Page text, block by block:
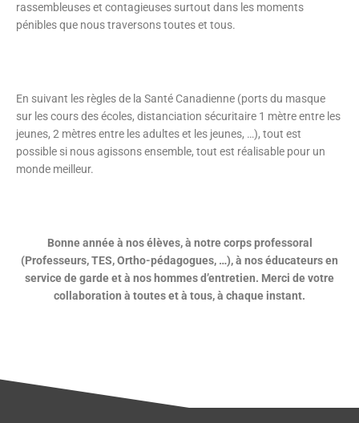
rassembleuses et contagieuses surtout dans les moments
pénibles que nous traversons toutes et tous.
En suivant les règles de la Santé Canadienne (ports du masque
sur les cours des écoles, distanciation sécuritaire 1 mètre entre les
jeunes, 2 mètres entre les adultes et les jeunes, …), tout est
possible si nous agissons ensemble, tout est réalisable pour un
monde meilleur.
Bonne année à nos élèves, à notre corps professoral
(Professeurs, TES, Ortho-pédagogues, …), à nos éducateurs en
service de garde et à nos hommes d’entretien. Merci de votre
collaboration à toutes et à tous, à chaque instant.